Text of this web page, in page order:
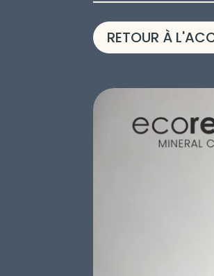
RETOUR À